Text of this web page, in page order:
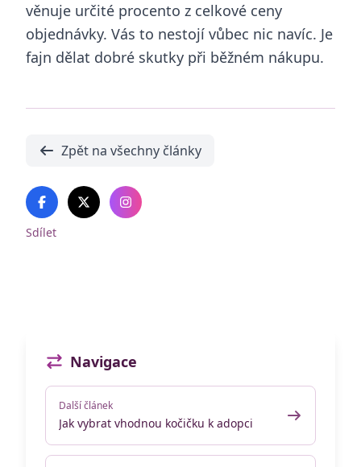
věnuje určité procento z celkové ceny
objednávky. Vás to nestojí vůbec nic navíc. Je
fajn dělat dobré skutky při běžném nákupu.
Zpět na všechny články
Sdílet
Navigace
Další článek
Jak vybrat vhodnou kočičku k adopci